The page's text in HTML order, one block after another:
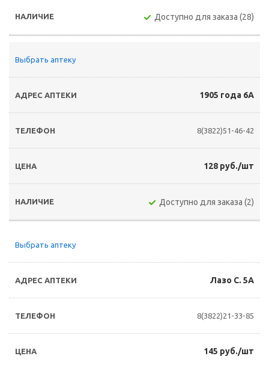
Доступно для заказа (28)
Выбрать аптеку
1905 года 6А
8(3822)51-46-42
128 руб./шт
Доступно для заказа (2)
Выбрать аптеку
Лазо С. 5А
8(3822)21-33-85
145 руб./шт